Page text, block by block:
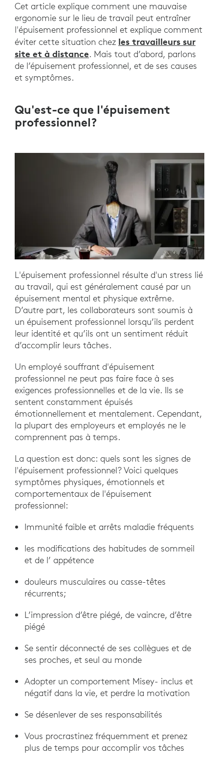
Cet article explique comment une mauvaise
ergonomie sur le lieu de travail peut entraîner
l'épuisement professionnel et explique comment
éviter cette situation chez les travailleurs sur
site et à distance. Mais tout d’abord, parlons
de l’épuisement professionnel, et de ses causes
et symptômes.
Qu'est-ce que l'épuisement
professionnel?
L'épuisement professionnel résulte d'un stress lié
au travail, qui est généralement causé par un
épuisement mental et physique extrême.
D’autre part, les collaborateurs sont soumis à
un épuisement professionnel lorsqu’ils perdent
leur identité et qu’ils ont un sentiment réduit
d’accomplir leurs tâches.
Un employé souffrant d'épuisement
professionnel ne peut pas faire face à ses
exigences professionnelles et de la vie. Ils se
sentent constamment épuisés
émotionnellement et mentalement. Cependant,
la plupart des employeurs et employés ne le
comprennent pas à temps.
La question est donc: quels sont les signes de
l'épuisement professionnel? Voici quelques
symptômes physiques, émotionnels et
comportementaux de l'épuisement
professionnel:
Immunité faible et arrêts maladie fréquents
les modifications des habitudes de sommeil
et de l’ appétence
douleurs musculaires ou casse-têtes
récurrents;
L’impression d’être piégé, de vaincre, d’être
piégé
Se sentir déconnecté de ses collègues et de
ses proches, et seul au monde
Adopter un comportement Misey- inclus et
négatif dans la vie, et perdre la motivation
Se désenlever de ses responsabilités
Vous procrastinez fréquemment et prenez
plus de temps pour accomplir vos tâches